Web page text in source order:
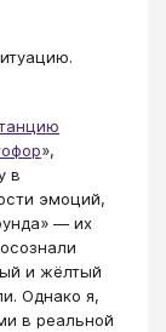
»,
в
эмоций,
— их
и жёлтый
Однако я,
в реальной